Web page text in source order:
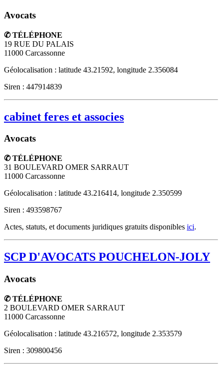
Avocats
✆ TÉLÉPHONE
19 RUE DU PALAIS
11000 Carcassonne
Géolocalisation : latitude 43.21592, longitude 2.356084
Siren : 447914839
cabinet feres et associes
Avocats
✆ TÉLÉPHONE
31 BOULEVARD OMER SARRAUT
11000 Carcassonne
Géolocalisation : latitude 43.216414, longitude 2.350599
Siren : 493598767
Actes, statuts, et documents juridiques gratuits disponibles ici.
SCP D'AVOCATS POUCHELON-JOLY
Avocats
✆ TÉLÉPHONE
2 BOULEVARD OMER SARRAUT
11000 Carcassonne
Géolocalisation : latitude 43.216572, longitude 2.353579
Siren : 309800456